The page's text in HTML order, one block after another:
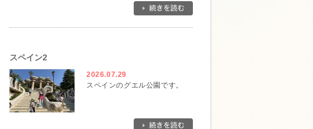
スペイン2
2026.07.29
スペインのグエル公園です。